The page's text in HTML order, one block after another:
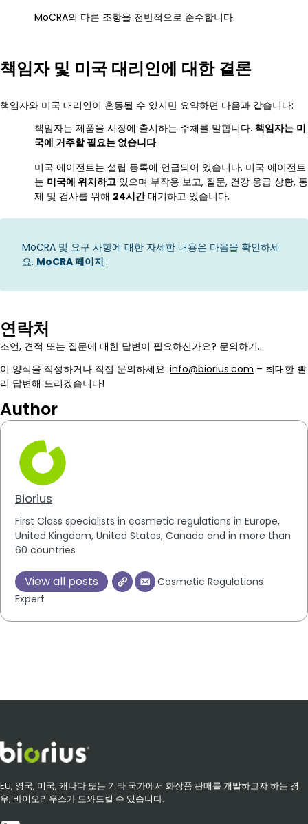
MoCRA의 다른 조항을 전반적으로 준수합니다.
책임자 및 미국 대리인에 대한 결론
책임자와 미국 대리인이 혼동될 수 있지만 요약하면 다음과 같습니다:
책임자는 제품을 시장에 출시하는 주체를 말합니다. 책임자는 미
국에 거주할 필요는 없습니다.
미국 에이전트는 설립 등록에 언급되어 있습니다. 미국 에이전트
는 미국에 위치하고 있으며 부작용 보고, 질문, 건강 응급 상황, 통
제 및 검사를 위해 24시간대기하고 있습니다.
MoCRA 및 요구 사항에 대한 자세한 내용은 다음을 확인하세
요. MoCRA 페이지 .
연락처
조언, 견적 또는 질문에 대한 답변이 필요하신가요? 문의하기…
이 양식을 작성하거나 직접 문의하세요: info@biorius.com – 최대한 빨
리 답변해 드리겠습니다!
Author
Biorius
First Class specialists in cosmetic regulations in Europe,
United Kingdom, United States, Canada and in more than
60 countries
View all posts
Cosmetic Regulations
Expert
EU, 영국, 미국, 캐나다 또는 기타 국가에서 화장품 판매를 개발하고자 하는 경
우, 바이오리우스가 도와드릴 수 있습니다.